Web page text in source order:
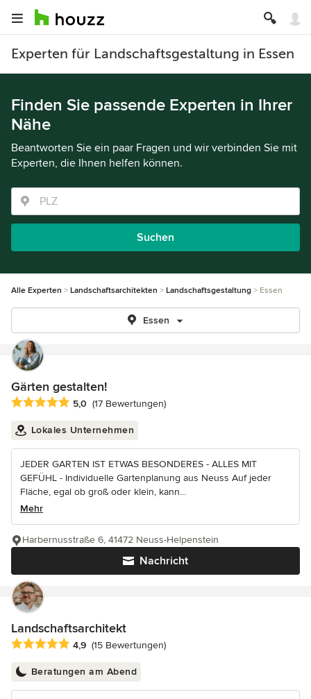
Experten für Landschaftsgestaltung in Essen
Finden Sie passende Experten in Ihrer
Nähe
Beantworten Sie ein paar Fragen und wir verbinden Sie mit
Experten, die Ihnen helfen können.
Suchen
Alle Experten Landschaftsarchitekten Landschaftsgestaltung Essen
Essen
Gärten gestalten!
Durchschnittliche Bewertung: 5 von 5 Sternen
5,0 (17 Bewertungen)
Lokales Unternehmen
JEDER GARTEN IST ETWAS BESONDERES - ALLES MIT
GEFÜHL - Individuelle Gartenplanung aus Neuss Auf jeder
Fläche, egal ob groß oder klein, kann...
Mehr
Nachricht
Harbernusstraße 6, 41472 Neuss-Helpenstein
Landschaftsarchitekt
Durchschnittliche Bewertung: 4.9 von 5 Sternen
4,9 (15 Bewertungen)
Beratungen am Abend